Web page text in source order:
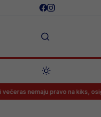
pravo na kiks, osiguran prijenos